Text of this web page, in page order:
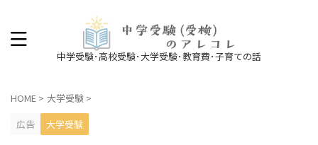
中学受験･高校受験･大学受験･教育費･子育ての話
HOME > 大学受験 >
広告
大学受験